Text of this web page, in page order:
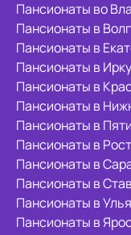
Пансионаты во
Пансионаты в
Пансионаты в
Пансионаты в
Пансионаты в
Пансионаты в
Пансионаты в
Пансионаты в
Пансионаты в
Пансионаты в
Пансионаты в
Пансионаты в